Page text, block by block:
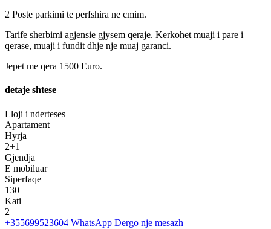
2 Poste parkimi te perfshira ne cmim.
Tarife sherbimi agjensie gjysem qeraje. Kerkohet muaji i pare i
qerase, muaji i fundit dhje nje muaj garanci.
Jepet me qera 1500 Euro.
detaje shtese
Lloji i nderteses
Apartament
Hyrja
2+1
Gjendja
E mobiluar
Siperfaqe
130
Kati
2
+355699523604 WhatsApp Dergo nje mesazh